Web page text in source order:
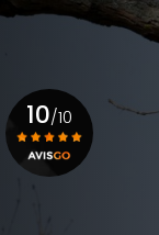
10/10